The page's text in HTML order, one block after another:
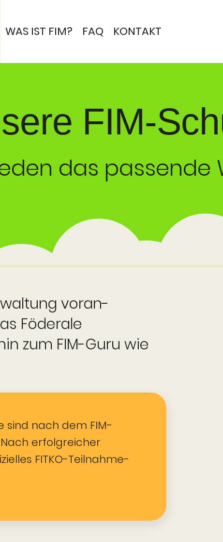
WAS IST FIM? FAQ KONTAKT
FIM-
das passende
voran­
Föderale
zum FIM-Guru wie
sind nach dem FIM-
erfolgreicher
FITKO-Teilnahme­